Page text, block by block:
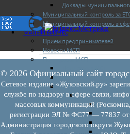
Доклады
Муниципальный контроль за
Муниципальный контроль в
МАЛЫЙ БИЗНЕС
Прием предпринимателей
Новости МСП
Поддержка МСП
Финансовая поддержка
Имущественная
Нормативно-
Порядок
Порядок
© 2026 Официальный сайт
Сетевое издание «Жуковский.ру»
службе по надзору в сфере связи,
массовых коммуникаций
регистрации ЭЛ № ФС77 — 77837 от
Администрация городского округа